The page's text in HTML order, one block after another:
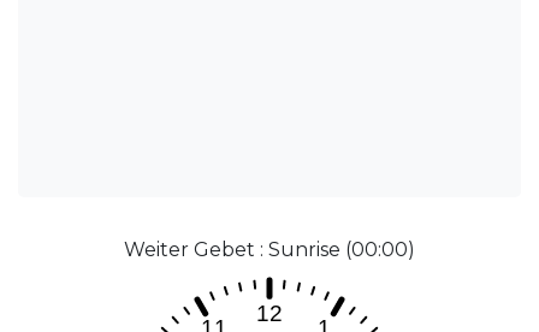
Weiter Gebet : Sunrise (00:00)